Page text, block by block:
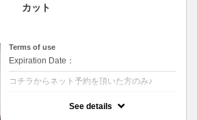
】 カット
Terms of use
Expiration Date：
コチラからネット予約を頂いた方のみ♪
See details